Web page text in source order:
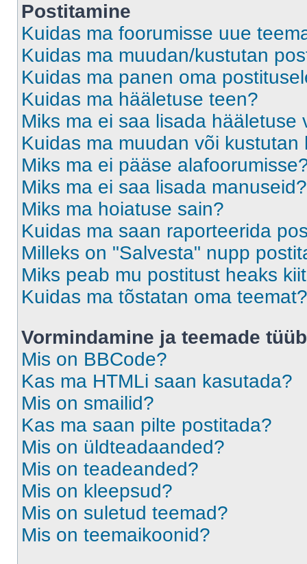
Postitamine
Kuidas ma foorumisse uue
Kuidas ma muudan/kustutan
Kuidas ma panen oma
Kuidas ma hääletuse teen?
Miks ma ei saa lisada hääletuse
Kuidas ma muudan või kustutan
Miks ma ei pääse
Miks ma ei saa lisada manuseid?
Miks ma hoiatuse sain?
Kuidas ma saan raporteerida
Milleks on "Salvesta" nupp
Miks peab mu postitust heaks
Kuidas ma tõstatan oma teemat?
Vormindamine ja teemade
Mis on BBCode?
Kas ma HTMLi saan kasutada?
Mis on smailid?
Kas ma saan pilte postitada?
Mis on üldteadaanded?
Mis on teadeanded?
Mis on kleepsud?
Mis on suletud teemad?
Mis on teemaikoonid?